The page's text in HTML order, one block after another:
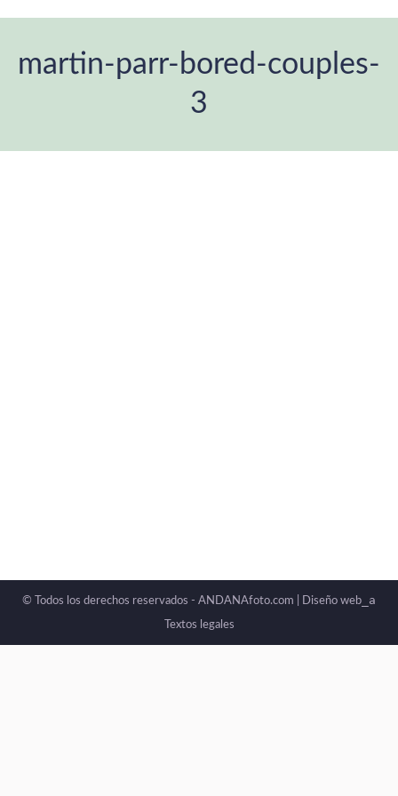
martin-parr-bored-couples-
3
© Todos los derechos reservados - ANDANAfoto.com | Diseño web _a
Textos legales